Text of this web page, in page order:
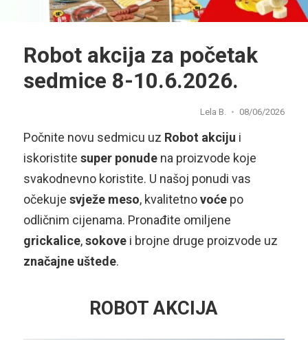
Robot akcija za početak
sedmice 8-10.6.2026.
Lela B. 08/06/2026
Počnite novu sedmicu uz Robot akciju i
iskoristite super ponudena proizvode koje
svakodnevno koristite. U našoj ponudi vas
očekuje svježe meso, kvalitetnovoće po
odličnim cijenama. Pronađite omiljene
grickalice,sokovei brojne druge proizvode uz
značajne uštede.
ROBOT AKCIJA